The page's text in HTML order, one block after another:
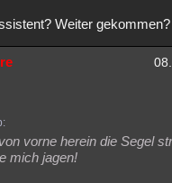
Weiter gekommen?
vorne herein die Segel
mich jagen!